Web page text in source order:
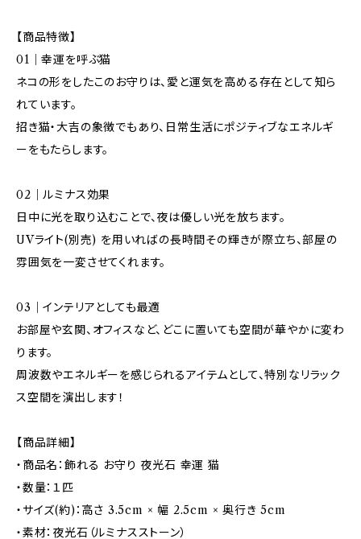
【商品特徴】
01｜幸運を呼ぶ猫
ネコの形をしたこのお守りは、愛と運気を高める存在として知ら
れています。
招き猫・大吉の象徴でもあり、日常生活にポジティブなエネルギ
ーをもたらします。
02｜ルミナス効果
日中に光を取り込むことで、夜は優しい光を放ちます。
UVライト(別売) を用いればの長時間その輝きが際立ち、部屋の
雰囲気を一変させてくれます。
03｜インテリアとしても最適
お部屋や玄関、オフィスなど、どこに置いても空間が華やかに変わ
ります。
周波数やエネルギーを感じられるアイテムとして、特別なリラック
ス空間を演出します！
【商品詳細】
・商品名：飾れる お守り 夜光石 幸運 猫
・数量：１匹
・サイズ(約)：高さ 3.5cm × 幅 2.5cm × 奥行き 5cm
・素材：夜光石（ルミナスストーン）